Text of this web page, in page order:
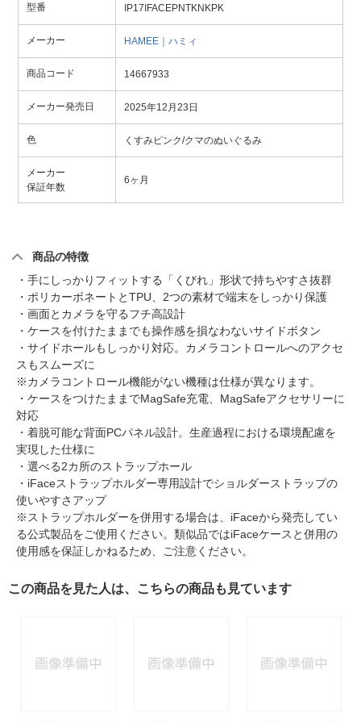
型番 IP17IFACEPNTKNKPK
メーカー HAMEE｜ハミィ
商品コード 14667933
メーカー発売日 2025年12月23日
色 くすみピンク/クマのぬいぐるみ
メーカー
保証年数
6ヶ月
商品の特徴
・手にしっかりフィットする「くびれ」形状で持ちやすさ抜群
・ポリカーボネートとTPU、2つの素材で端末をしっかり保護
・画面とカメラを守るフチ高設計
・ケースを付けたままでも操作感を損なわないサイドボタン
・サイドホールもしっかり対応。カメラコントロールへのアクセ
スもスムーズに
※カメラコントロール機能がない機種は仕様が異なります。
・ケースをつけたままでMagSafe充電、MagSafeアクセサリーに
対応
・着脱可能な背面PCパネル設計。生産過程における環境配慮を
実現した仕様に
・選べる2カ所のストラップホール
・iFaceストラップホルダー専用設計でショルダーストラップの
使いやすさアップ
※ストラップホルダーを併用する場合は、iFaceから発売してい
る公式製品をご使用ください。類似品ではiFaceケースと併用の
使用感を保証しかねるため、ご注意ください。
この商品を見た人は、こちらの商品も見ています